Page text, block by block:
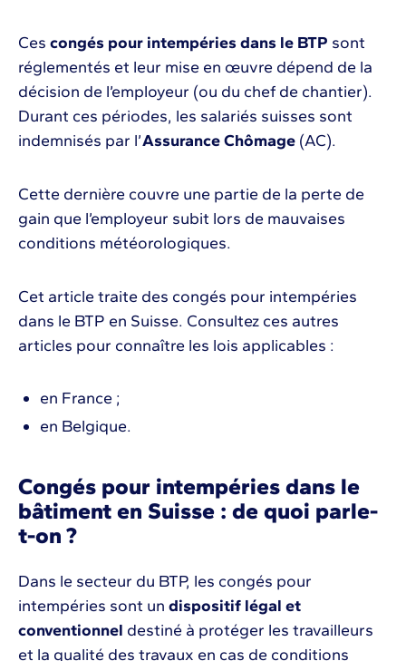
Ces congés pour intempéries dans le BTP sont
réglementés et leur mise en œuvre dépend de la
décision de l’employeur (ou du chef de chantier).
Durant ces périodes, les salariés suisses sont
indemnisés par l’Assurance Chômage (AC).
Cette dernière couvre une partie de la perte de
gain que l’employeur subit lors de mauvaises
conditions météorologiques.
Cet article traite des congés pour intempéries
dans le BTP en Suisse. Consultez ces autres
articles pour connaître les lois applicables :
en France ;
en Belgique.
Congés pour intempéries dans le
bâtiment en Suisse : de quoi parle-
t-on ?
Dans le secteur du BTP, les congés pour
intempéries sont un dispositif légal et
conventionnel destiné à protéger les travailleurs
et la qualité des travaux en cas de conditions